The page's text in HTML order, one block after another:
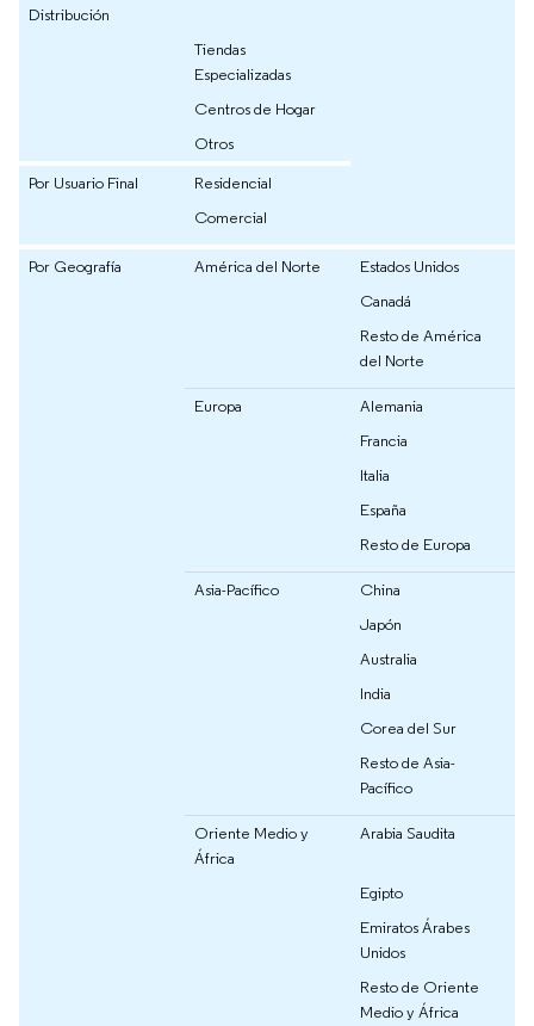
Distribución
Tiendas
Especializadas
Centros de Hogar
Otros
Por Usuario Final
Residencial
Comercial
Por Geografía América del Norte
Estados Unidos
Canadá
Resto de América
del Norte
Europa
Alemania
Francia
Italia
España
Resto de Europa
Asia-Pacífico
China
Japón
Australia
India
Corea del Sur
Resto de Asia-
Pacífico
Oriente Medio y
África
Arabia Saudita
Egipto
Emiratos Árabes
Unidos
Resto de Oriente
Medio y África